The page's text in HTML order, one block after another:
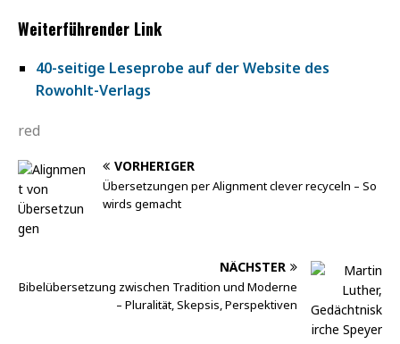
Weiterführender Link
40-seitige Leseprobe auf der Website des
Rowohlt-Verlags
red
VORHERIGER
Übersetzungen per Alignment clever recyceln – So
wirds gemacht
NÄCHSTER
Bibelübersetzung zwischen Tradition und Moderne
– Pluralität, Skepsis, Perspektiven